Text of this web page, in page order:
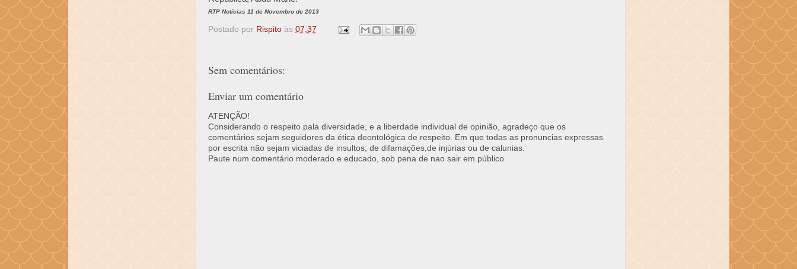
RTP Notícias 11 de Novembro de 2013
Postado por Rispito às 07:37
Sem comentários:
Enviar um comentário
ATENÇÃO!
Considerando o respeito pala diversidade, e a liberdade individual de opinião, agradeço que os
comentários sejam seguidores da ética deontológica de respeito. Em que todas as pronuncias expressas
por escrita não sejam viciadas de insultos, de difamações,de injúrias ou de calunias.
Paute num comentário moderado e educado, sob pena de nao sair em público